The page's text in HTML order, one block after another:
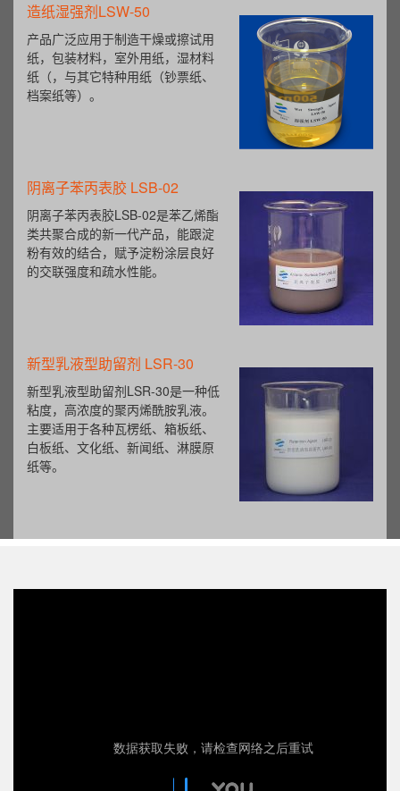
造纸湿强剂LSW-50
产品广泛应用于制造干燥或擦试用
纸，包装材料，室外用纸，湿材料
纸（，与其它特种用纸（钞票纸、
档案纸等）。
阴离子苯丙表胶 LSB-02
阴离子苯丙表胶LSB-02是苯乙烯酯
类共聚合成的新一代产品，能跟淀
粉有效的结合，赋予淀粉涂层良好
的交联强度和疏水性能。
新型乳液型助留剂 LSR-30
新型乳液型助留剂LSR-30是一种低
粘度，高浓度的聚丙烯酰胺乳液。
主要适用于各种瓦楞纸、箱板纸、
白板纸、文化纸、新闻纸、淋膜原
纸等。